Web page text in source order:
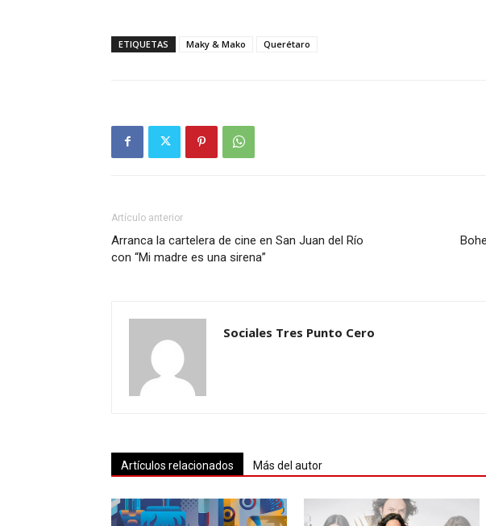
ETIQUETAS Maky & Mako Querétaro
Artículo anterior
Arranca la cartelera de cine en San Juan del Río
con “Mi madre es una sirena”
Sociales Tres Punto Cero
Artículos relacionados Más del autor